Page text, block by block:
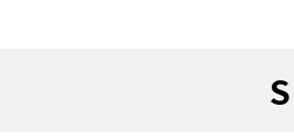
要】延期に伴う名古屋市予選大会の